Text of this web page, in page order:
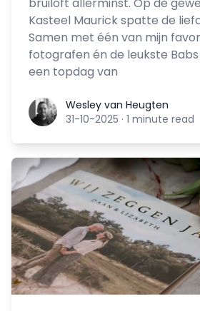
Kasteel Maurick spatte de
Samen met één van mijn
fotografen én de leukste
een topdag van
Wesley van Heugten
Wesley van Heugten
31-10-2025 · 1 minute read